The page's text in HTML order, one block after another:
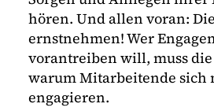
hören. Und allen voran:
ernstnehmen! Wer
vorantreiben will, muss
warum Mitarbeitende sich
engagieren.